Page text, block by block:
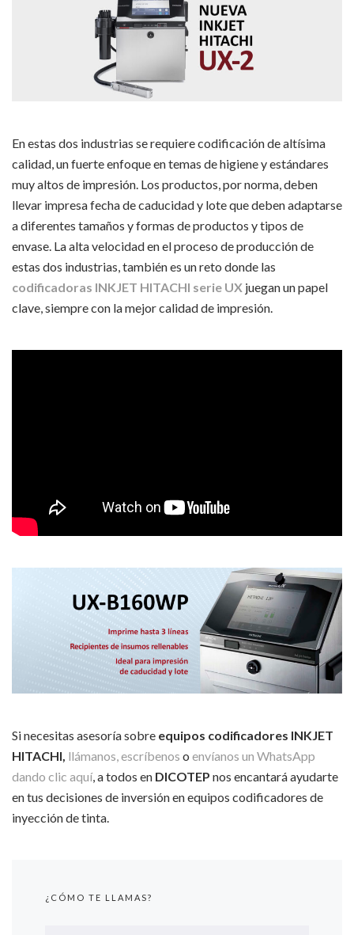
En estas dos industrias se requiere codificación de altísima
calidad, un fuerte enfoque en temas de higiene y estándares
muy altos de impresión. Los productos, por norma, deben
llevar impresa fecha de caducidad y lote que deben adaptarse
a diferentes tamaños y formas de productos y tipos de
envase. La alta velocidad en el proceso de producción de
estas dos industrias, también es un reto donde las
codificadoras INKJET HITACHI serie UX juegan un papel
clave, siempre con la mejor calidad de impresión.
Si necesitas asesoría sobre equipos codificadores INKJET
HITACHI, llámanos, escríbenos o envíanos un WhatsApp
dando clic aquí, a todos en DICOTEP nos encantará ayudarte
en tus decisiones de inversión en equipos codificadores de
inyección de tinta.
¿CÓMO TE LLAMAS?